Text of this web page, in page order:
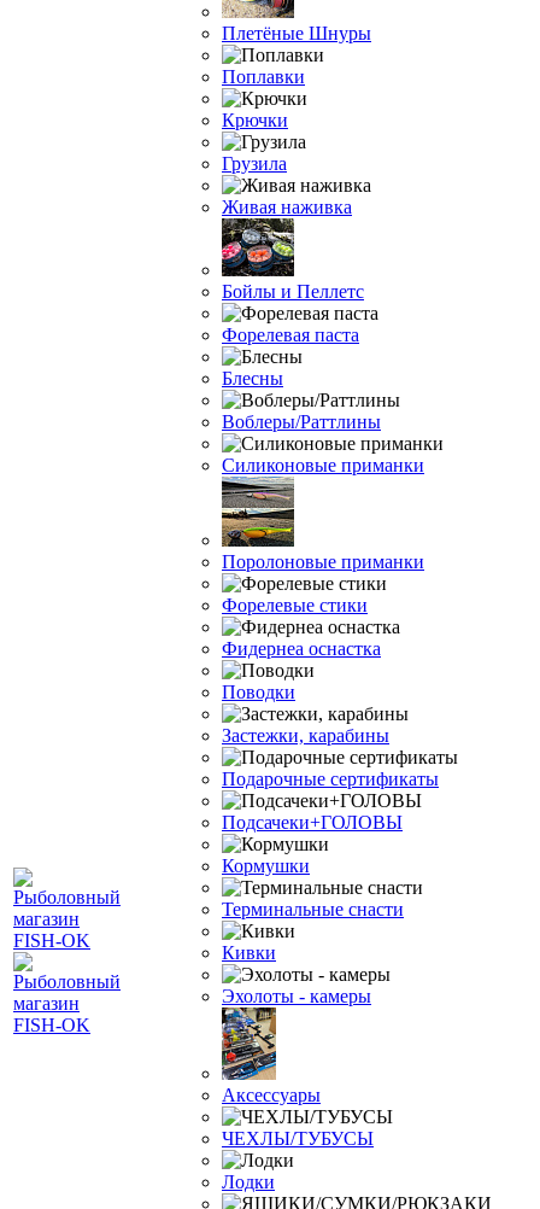
Плетёные Шнуры
Поплавки
Крючки
Грузила
Живая наживка
Бойлы и Пеллетс
Форелевая паста
Блесны
Воблеры/Раттлины
Силиконовые приманки
Поролоновые приманки
Форелевые стики
Фидернеа оснастка
Поводки
Застежки, карабины
Подарочные сертификаты
Подсачеки+ГОЛОВЫ
Кормушки
Терминальные снасти
Кивки
Эхолоты - камеры
Аксессуары
ЧЕХЛЫ/ТУБУСЫ
Лодки